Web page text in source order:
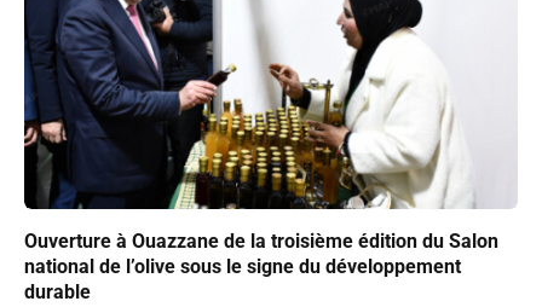
Ouverture à Ouazzane de la troisième édition du Salon
national de l’olive sous le signe du développement
durable